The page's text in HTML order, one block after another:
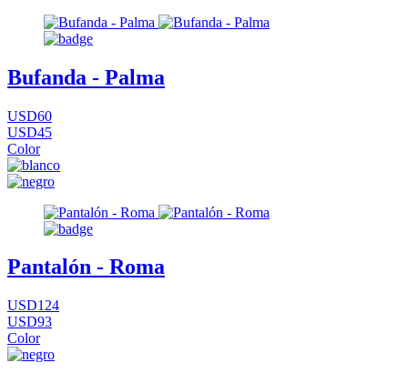
Bufanda - Palma
USD60
USD45
Color
Pantalón - Roma
USD124
USD93
Color